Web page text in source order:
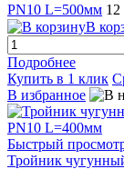
PN10 L=500мм 12
В
Подробнее
Купить в 1 клик
В избранное
Быстрый
Тройник